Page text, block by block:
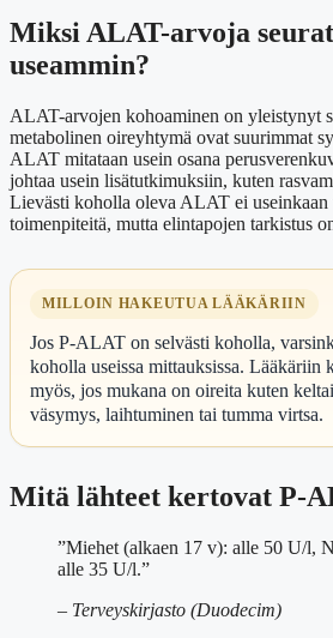
Miksi ALAT-arvoja
useammin?
ALAT-arvojen kohoaminen on yleistynyt
metabolinen oireyhtymä ovat suurimmat
ALAT mitataan usein osana
johtaa usein lisätutkimuksiin, kuten
Lievästi koholla oleva ALAT ei useinkaan
toimenpiteitä, mutta elintapojen tarkistus
MILLOIN HAKEUTUA LÄÄKÄRIIN
Jos P-ALAT on selvästi koholla,
koholla useissa mittauksissa. Lääkäriin
myös, jos mukana on oireita kuten
väsymys, laihtuminen tai tumma virtsa.
Mitä lähteet kertovat P-
”Miehet (alkaen 17 v): alle 50 U/l,
alle 35 U/l.”
– Terveyskirjasto (Duodecim)